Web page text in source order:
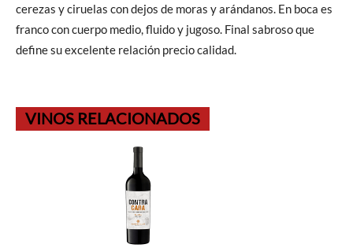
cerezas y ciruelas con dejos de moras y arándanos. En boca es
franco con cuerpo medio, fluido y jugoso. Final sabroso que
define su excelente relación precio calidad.
VINOS RELACIONADOS